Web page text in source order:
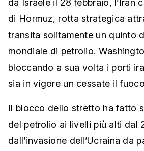
da Israele il 28 febbraio, l’Iran
di Hormuz, rotta strategica
transita solitamente un quinto
mondiale di petrolio.
bloccando a sua volta i porti
sia in vigore un cessate il
Il blocco dello stretto ha fatto
del petrolio ai livelli più alti dal
dall’invasione dell’Ucraina da